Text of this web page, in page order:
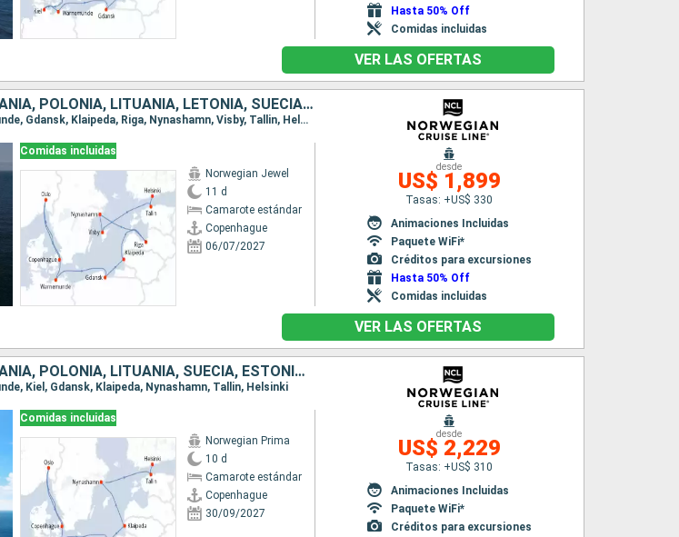
Hasta 50% Off
Comidas incluidas
VER LAS OFERTAS
DINAMARCA, NORUEGA, ALEMANIA, POLONIA, LITUANIA, LETONIA, SUECIA, ESTONIA, FINLANDIA
Itinerario : Copenhague, Oslo, Warnemunde, Gdansk, Klaipeda, Riga, Nynashamn, Visby, Tallin, Helsinki
Comidas incluidas
Norwegian Jewel
11 d
Camarote estándar
Copenhague
06/07/2027
desde
US$ 1,899
Tasas: +US$ 330
Animaciones Incluidas
Paquete WiFi*
Créditos para excursiones
Hasta 50% Off
Comidas incluidas
VER LAS OFERTAS
DINAMARCA, NORUEGA, ALEMANIA, POLONIA, LITUANIA, SUECIA, ESTONIA, FINLANDIA
Kiel, Gdansk, Klaipeda, Nynashamn, Tallin, Helsinki
Comidas incluidas
Norwegian Prima
10 d
Camarote estándar
Copenhague
30/09/2027
desde
US$ 2,229
Tasas: +US$ 310
Animaciones Incluidas
Paquete WiFi*
Créditos para excursiones